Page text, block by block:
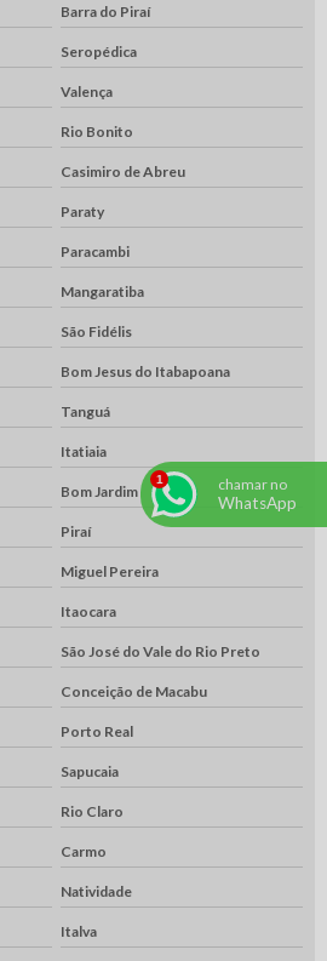
Barra do Piraí
Seropédica
Valença
Rio Bonito
Casimiro de Abreu
Paraty
Paracambi
Mangaratiba
São Fidélis
Bom Jesus do Itabapoana
Tanguá
Itatiaia
Bom Jardim
Piraí
Miguel Pereira
Itaocara
São José do Vale do Rio Preto
Conceição de Macabu
Porto Real
Sapucaia
Rio Claro
Carmo
Natividade
Italva
chamar no
WhatsApp